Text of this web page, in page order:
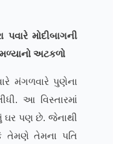
પવારે મોદીબાગની
મળ્યાનો અટકળો
મંગળવારે પુણેના
આ વિસ્તારમાં
ઘર પણ છે. જેનાથી
તેમના પતિ